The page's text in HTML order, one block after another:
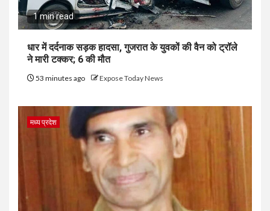
1 min read
धार में दर्दनाक सड़क हादसा, गुजरात के युवकों की वैन को ट्रॉले
ने मारी टक्कर; 6 की मौत
53 minutes ago Expose Today News
मध्य प्रदेश